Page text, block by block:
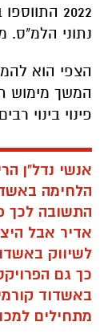
נתוני הלמ"ס. ממוצע
הצפי הוא
המשך מימוש
פינוי בינוי
אנשי נדל"ן
הלחימה
התשובה לכך
אדיר אבל
לשיווק
כך גם
באשדוד
מתחילים